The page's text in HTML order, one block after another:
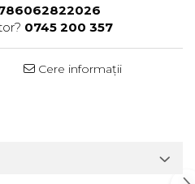
0745 200 357
Cere informații